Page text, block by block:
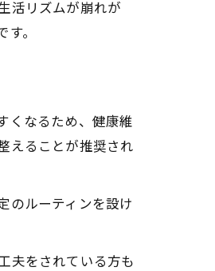
活リズムが崩れが
。
くなるため、健康維
えることが推奨され
のルーティンを設け
夫をされている方も